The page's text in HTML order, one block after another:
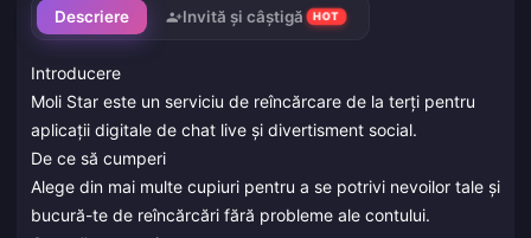
Descriere Invită și câștigă HOT
Introducere
Moli Star este un serviciu de reîncărcare de la terți pentru
aplicații digitale de chat live și divertisment social.
De ce să cumperi
Alege din mai multe cupiuri pentru a se potrivi nevoilor tale și
bucură-te de reîncărcări fără probleme ale contului.